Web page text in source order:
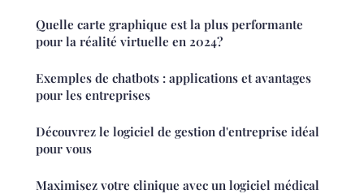
Quelle carte graphique est la plus performante
pour la réalité virtuelle en 2024?
Exemples de chatbots : applications et avantages
pour les entreprises
Découvrez le logiciel de gestion d'entreprise idéal
pour vous
Maximisez votre clinique avec un logiciel médical